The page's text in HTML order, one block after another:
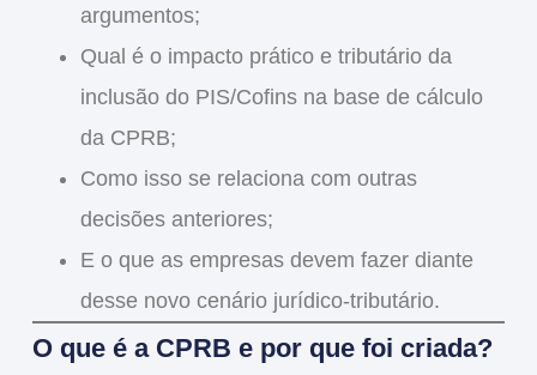
argumentos;
Qual é o impacto prático e tributárioda
inclusão do PIS/Cofins na base de cálculo
da CPRB;
Como isso se relaciona com outras
decisões anteriores;
E o que as empresas devem fazer diante
desse novo cenário jurídico-tributário.
O que é a CPRB e por que foi criada?